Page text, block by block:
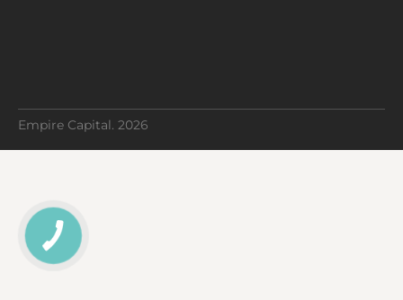
Empire Capital. 2026